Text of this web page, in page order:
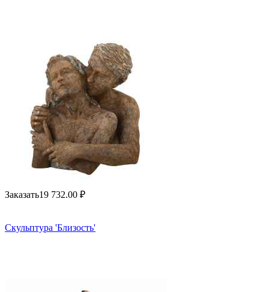
Заказать19 732.00 ₽
Скульптура 'Близость'